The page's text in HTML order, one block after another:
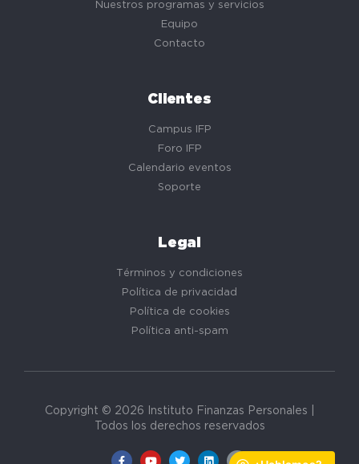
Nuestros programas y servicios
Equipo
Contacto
Clientes
Campus IFP
Foro IFP
Calendario eventos
Soporte
Legal
Términos y condiciones
Política de privacidad
Política de cookies
Política anti-spam
Copyright © 2026 Instituto Finanzas Personales |
Todos los derechos reservados